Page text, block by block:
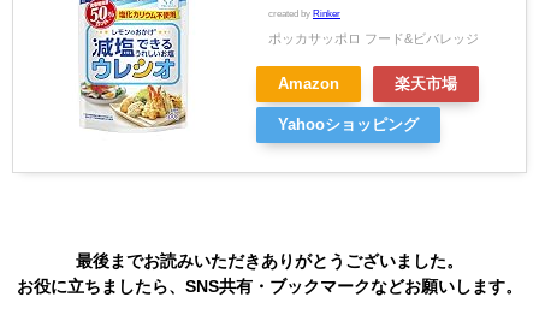
created by Rinker
ポッカサッポロ フード&ビバレッジ
Amazon 楽天市場
Yahooショッピング
最後までお読みいただきありがとうございました。
お役に立ちましたら、SNS共有・ブックマークなどお願いします。